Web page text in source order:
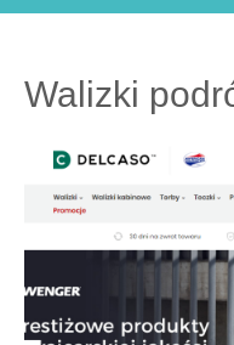
Walizki